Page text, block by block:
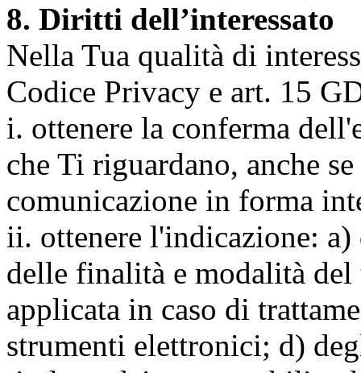
8. Diritti dell’interessato
Nella Tua qualità di
Codice Privacy e art. 15
i. ottenere la conferma
che Ti riguardano, anche
comunicazione in forma
ii. ottenere l'indicazione:
delle finalità e modalità
applicata in caso di
strumenti elettronici; d)